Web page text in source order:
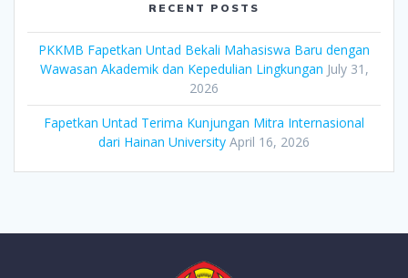
RECENT POSTS
PKKMB Fapetkan Untad Bekali Mahasiswa Baru dengan
Wawasan Akademik dan Kepedulian Lingkungan July 31,
2026
Fapetkan Untad Terima Kunjungan Mitra Internasional
dari Hainan University April 16, 2026